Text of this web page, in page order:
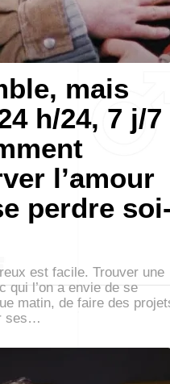
mais
h/24, 7 j/7
l’amour
perdre
est facile. Trouver une
qui l’on a envie de se
matin, de faire des
ses…